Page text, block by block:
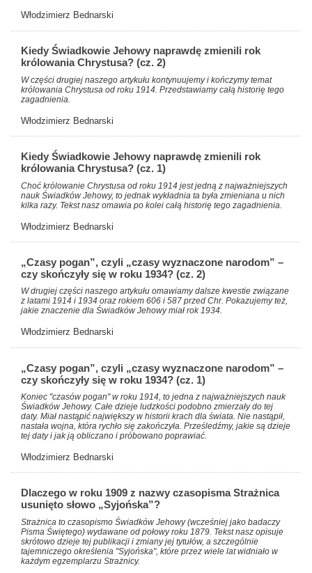
Włodzimierz Bednarski
Kiedy Świadkowie Jehowy naprawdę zmienili rok
królowania Chrystusa? (cz. 2)
W części drugiej naszego artykułu kontynuujemy i kończymy temat
królowania Chrystusa od roku 1914. Przedstawiamy całą historię tego
zagadnienia.
Włodzimierz Bednarski
Kiedy Świadkowie Jehowy naprawdę zmienili rok
królowania Chrystusa? (cz. 1)
Choć królowanie Chrystusa od roku 1914 jest jedną z najważniejszych
nauk Świadków Jehowy, to jednak wykładnia ta była zmieniana u nich
kilka razy. Tekst nasz omawia po kolei całą historię tego zagadnienia.
Włodzimierz Bednarski
„Czasy pogan”, czyli „czasy wyznaczone narodom” –
czy skończyły się w roku 1934? (cz. 2)
W drugiej części naszego artykułu omawiamy dalsze kwestie związane
z latami 1914 i 1934 oraz rokiem 606 i 587 przed Chr. Pokazujemy też,
jakie znaczenie dla Świadków Jehowy miał rok 1934.
Włodzimierz Bednarski
„Czasy pogan”, czyli „czasy wyznaczone narodom” –
czy skończyły się w roku 1934? (cz. 1)
Koniec "czasów pogan" w roku 1914, to jedna z najważniejszych nauk
Świadków Jehowy. Całe dzieje ludzkości podobno zmierzały do tej
daty. Miał nastąpić największy w historii krach dla świata. Nie nastąpił,
nastała wojna, która rychło się zakończyła. Prześledźmy, jakie są dzieje
tej daty i jak ją obliczano i próbowano poprawiać.
Włodzimierz Bednarski
Dlaczego w roku 1909 z nazwy czasopisma Strażnica
usunięto słowo „Syjońska”?
Strażnica to czasopismo Świadków Jehowy (wcześniej jako badaczy
Pisma Świętego) wydawane od połowy roku 1879. Tekst nasz opisuje
skrótowo dzieje tej publikacji i zmiany jej tytułów, a szczególnie
tajemniczego określenia "Syjońska", które przez wiele lat widniało w
każdym egzemplarzu Strażnicy.